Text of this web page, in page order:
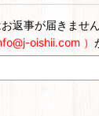
返事が届きません
oishii.com ）